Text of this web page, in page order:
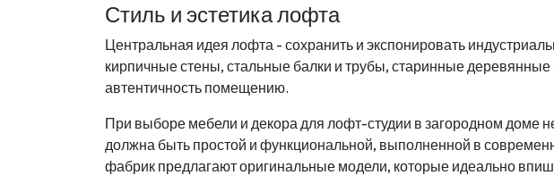
Стиль и эстетика лофта
Центральная идея лофта - сохранить и экспонировать
кирпичные стены, стальные балки и трубы, старинные
автентичность помещению.
При выборе мебели и декора для лофт-студии в загородном доме
должна быть простой и функциональной, выполненной в
фабрик предлагают оригинальные модели, которые идеально